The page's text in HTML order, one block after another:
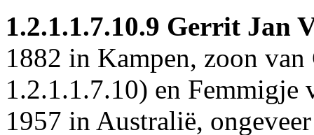
1.2.1.1.7.10.9 Gerrit Jan
1882 in Kampen, zoon van
1.2.1.1.7.10) en Femmigje
1957 in Australië,